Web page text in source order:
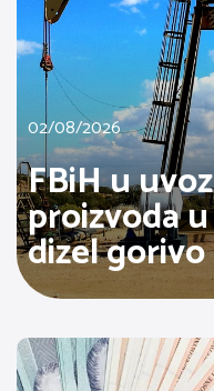
02/08/2026
FBiH u
proizvoda
dizel gorivo